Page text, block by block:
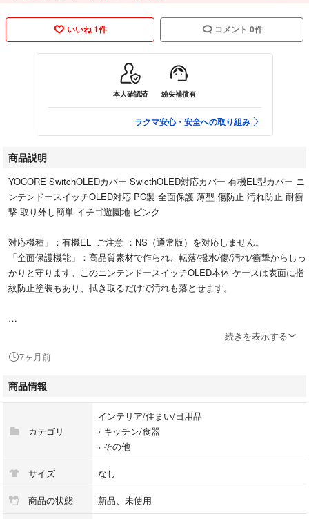
いいね 1件 コメント 0件
本人確認済 紛失補償有
ラクマ安心・安全への取り組み
商品説明
YOCORE SwitchOLEDカバー SwicthOLED対応カバー 有機EL型カバー ニ
ンテンドースイッチOLED対応 PC製 全面保護 薄型 傷防止 汚れ防止 耐衝
撃 取り外し簡単 イチゴ遊園地 ピンク
対応機種」：有機EL ご注意 ：NS（通常版）を対応しません。
「全面保護機能」：高品質素材で作られ、転落/撥水/傷/汚れ/衝撃からしっ
かりと守ります。このニンテンドースイッチOLED本体 ケースは表面に指
紋防止塗装もあり、拭き取るだけで汚れも落とせます。
即日発送。
開封痕、使用痕等がある場合がございます。
外箱の破損や多少のビニールの破れ等は不問としております。
ている、指紋が若干ついている、などの可能性がございます。
検品は最低限しておりますが使用感や部品不足など見逃している可能性も
完品を求める方はご購入お控えくださいませ。
1100円以上の商品はフォロー＋商品購入希望コメントで100円お値引き致
続きを表示する
7ヶ月前
商品情報
カテゴリ
インテリア/住まい/日用品
› キッチン/食器
› その他
サイズ なし
商品の状態 新品、未使用